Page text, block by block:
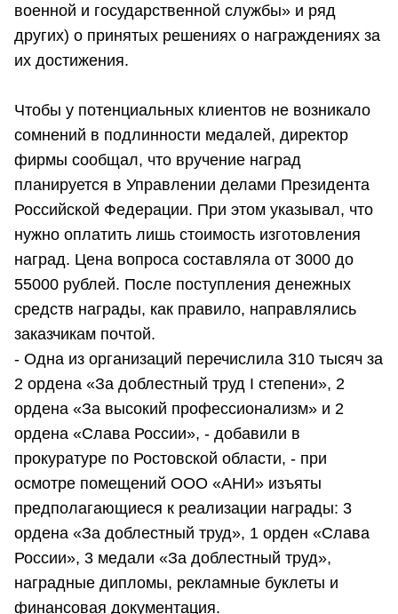
военной и государственной службы» и ряд
других) о принятых решениях о награждениях за
их достижения.
Чтобы у потенциальных клиентов не возникало
сомнений в подлинности медалей, директор
фирмы сообщал, что вручение наград
планируется в Управлении делами Президента
Российской Федерации. При этом указывал, что
нужно оплатить лишь стоимость изготовления
наград. Цена вопроса составляла от 3000 до
55000 рублей. После поступления денежных
средств награды, как правило, направлялись
заказчикам почтой.
- Одна из организаций перечислила 310 тысяч за
2 ордена «За доблестный труд I степени», 2
ордена «За высокий профессионализм» и 2
ордена «Слава России», - добавили в
прокуратуре по Ростовской области, - при
осмотре помещений ООО «АНИ» изъяты
предполагающиеся к реализации награды: 3
ордена «За доблестный труд», 1 орден «Слава
России», 3 медали «За доблестный труд»,
наградные дипломы, рекламные буклеты и
финансовая документация.